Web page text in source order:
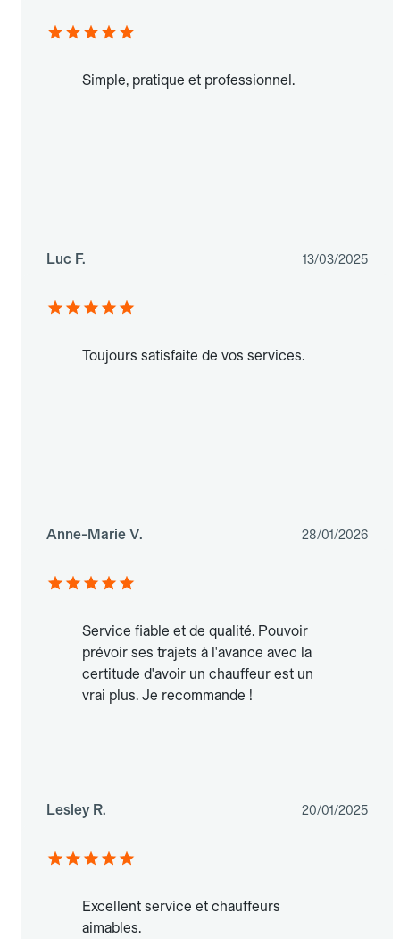
Simple, pratique et professionnel.
Luc F. 13/03/2025
Toujours satisfaite de vos services.
Anne-Marie V. 28/01/2026
Service fiable et de qualité. Pouvoir
prévoir ses trajets à l'avance avec la
certitude d'avoir un chauffeur est un
vrai plus. Je recommande !
Lesley R. 20/01/2025
Excellent service et chauffeurs
aimables.